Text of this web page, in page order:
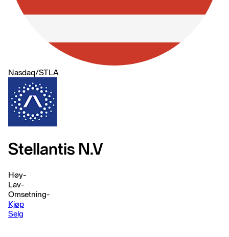
Nasdaq/STLA
Stellantis N.V
Høy-
Lav-
Omsetning-
Kjøp
Selg